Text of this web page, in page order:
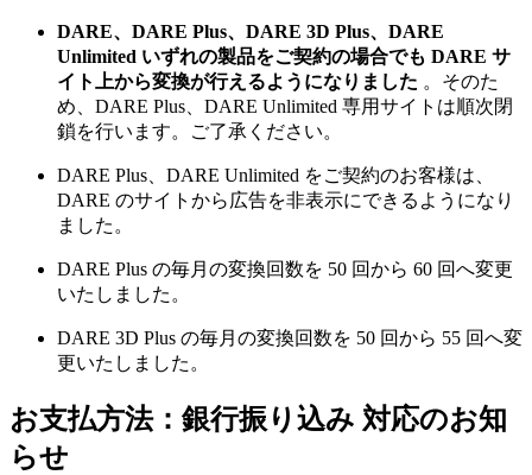
DARE、DARE Plus、DARE 3D Plus、DARE
Unlimited いずれの製品をご契約の場合でも DARE サ
イト上から変換が行えるようになりました 。そのた
め、DARE Plus、DARE Unlimited 専用サイトは順次閉
鎖を行います。ご了承ください。
DARE Plus、DARE Unlimited をご契約のお客様は、
DARE のサイトから広告を非表示にできるようになり
ました。
DARE Plus の毎月の変換回数を 50 回から 60 回へ変更
いたしました。
DARE 3D Plus の毎月の変換回数を 50 回から 55 回へ変
更いたしました。
お支払方法：銀行振り込み 対応のお知
らせ